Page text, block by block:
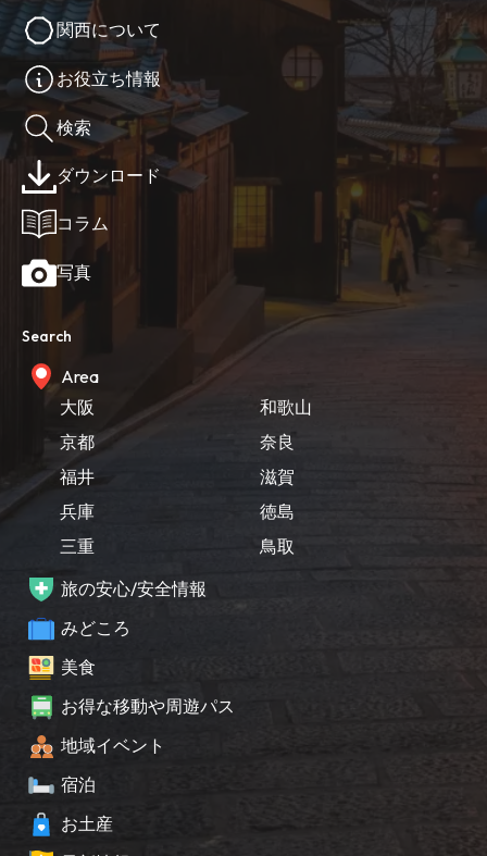
関西について
お役立ち情報
検索
ダウンロード
コラム
写真
Search
Area
大阪
京都
福井
兵庫
三重
和歌山
奈良
滋賀
徳島
鳥取
旅の安心/安全情報
みどころ
美食
お得な移動や周遊パス
地域イベント
宿泊
お土産